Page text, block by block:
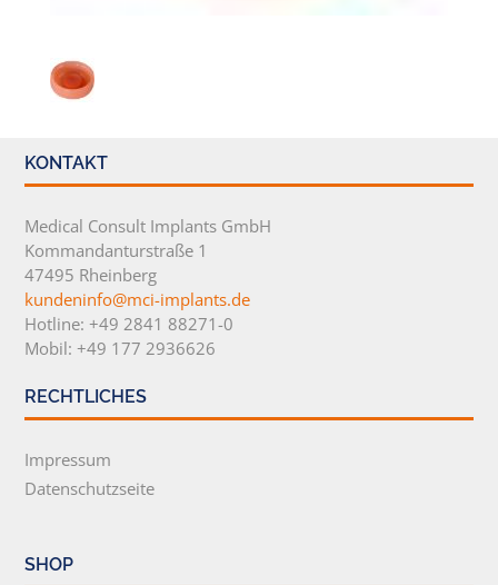
KONTAKT
Medical Consult Implants GmbH
Kommandanturstraße 1
47495 Rheinberg
kundeninfo@mci-implants.de
Hotline: +49 2841 88271-0
Mobil: +49 177 2936626
RECHTLICHES
Impressum
Datenschutzseite
SHOP